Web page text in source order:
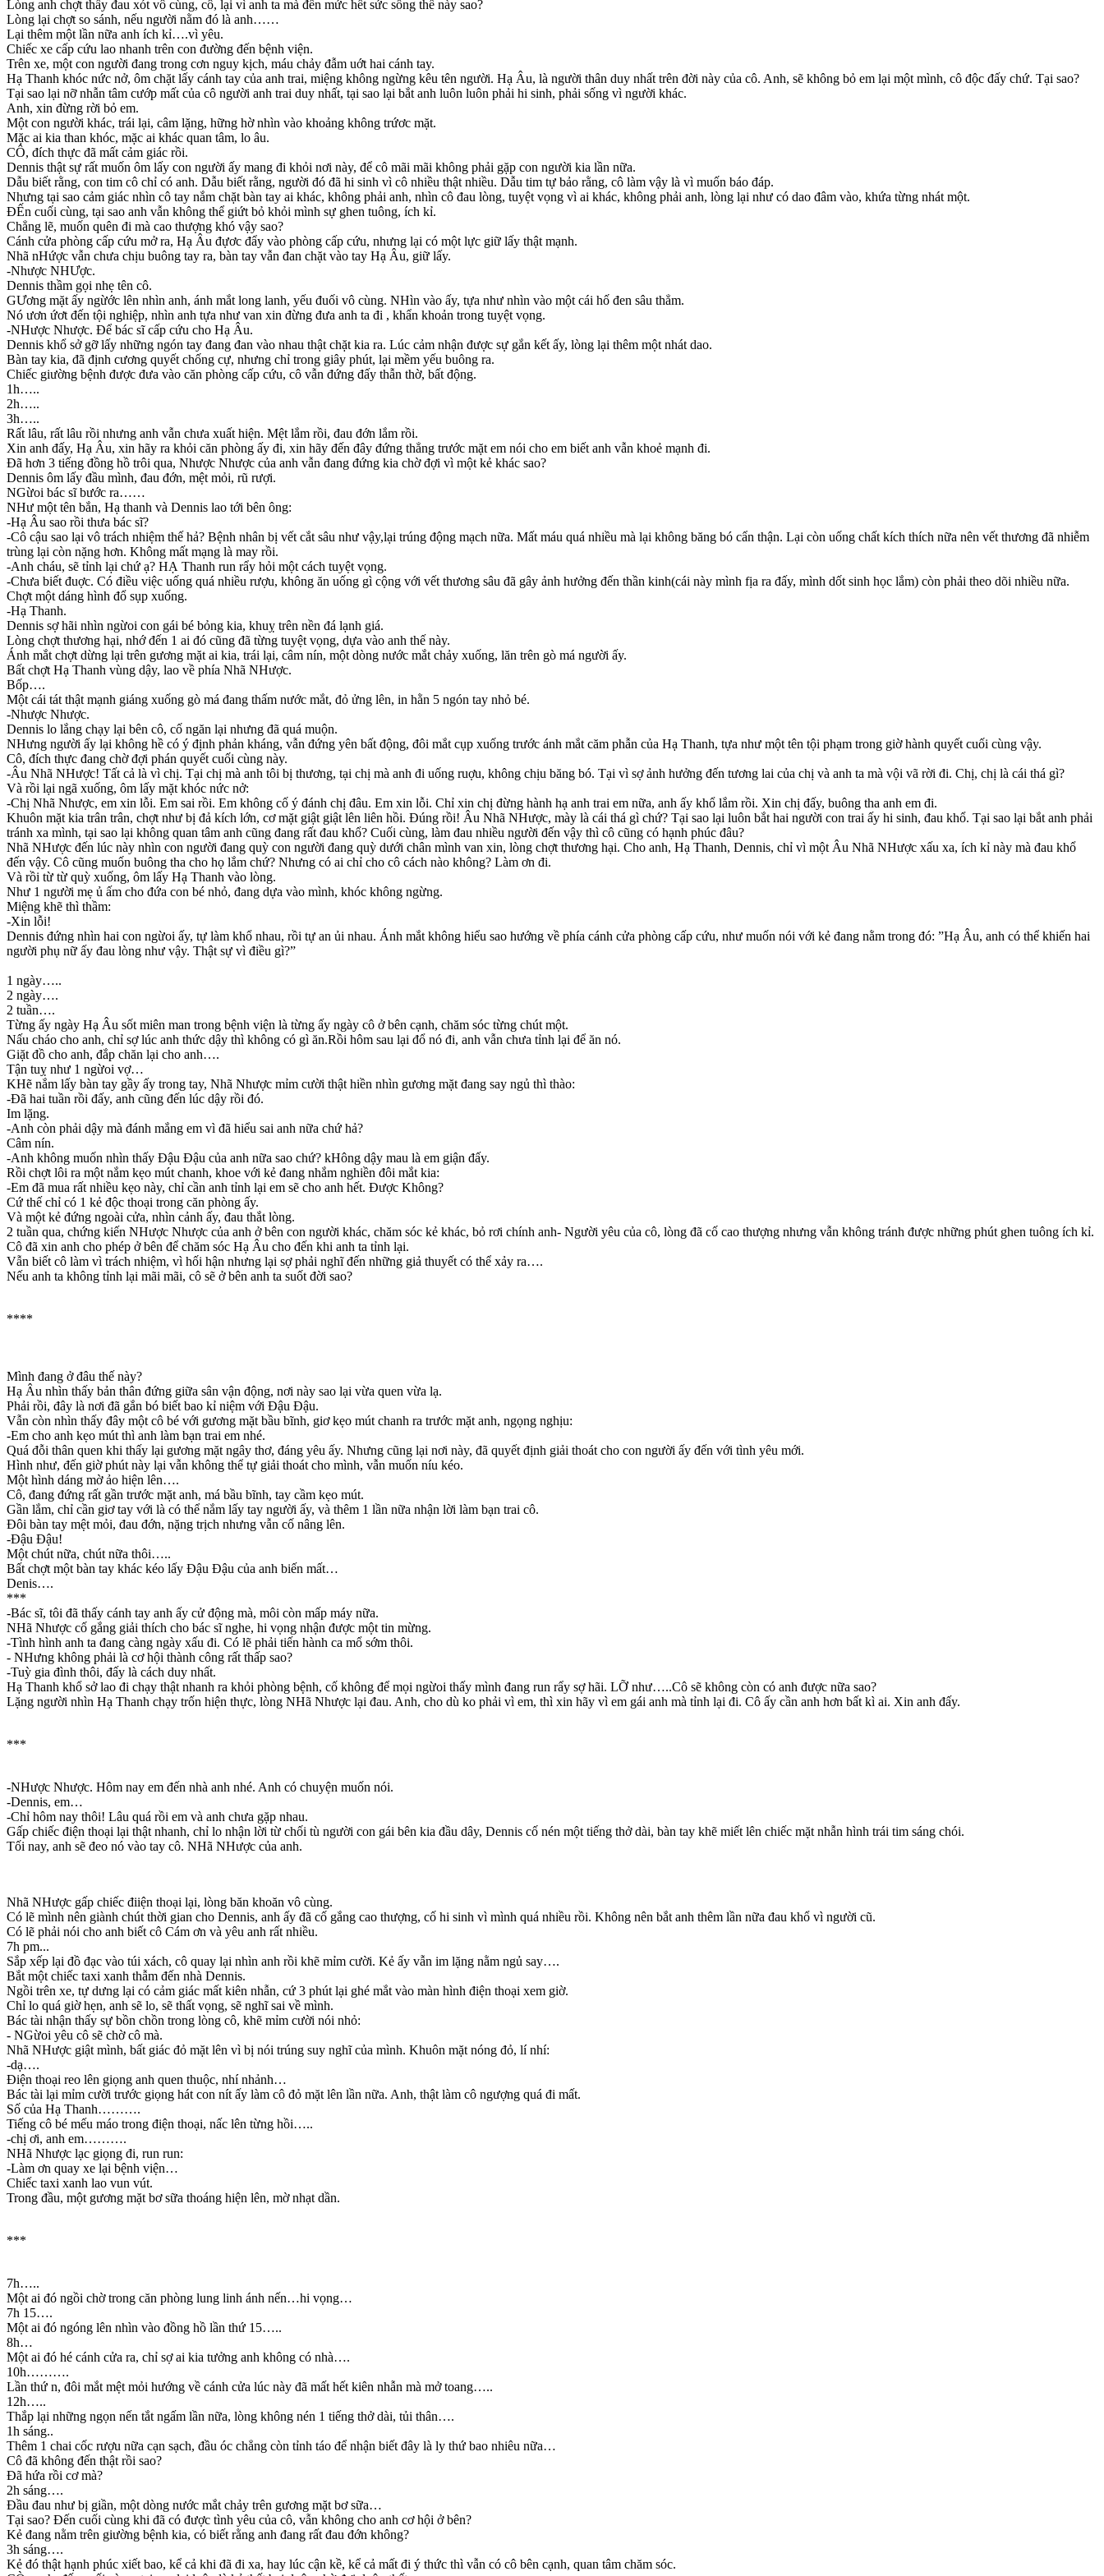
Lòng anh chợt thấy đau xót vô cùng, cô, lại vì anh ta mà đến mức hết sức sống thế này sao?
Lòng lại chợt so sánh, nếu người nằm đó là anh……
Lại thêm một lần nữa anh ích kỉ….vì yêu.
Chiếc xe cấp cứu lao nhanh trên con đường đến bệnh viện.
Trên xe, một con người đang trong cơn nguy kịch, máu chảy đẫm uớt hai cánh tay.
Hạ Thanh khóc nức nở, ôm chặt lấy cánh tay của anh trai, miệng không ngừng kêu tên người. Hạ Âu, là người thân duy nhất trên đời này của cô. Anh, sẽ không bỏ em lại một mình, cô độc đấy chứ. Tại sao?
Tại sao lại nỡ nhẫn tâm cướp mất của cô người anh trai duy nhất, tại sao lại bắt anh luôn luôn phải hi sinh, phải sống vì người khác.
Anh, xin đừng rời bỏ em.
Một con người khác, trái lại, câm lặng, hững hờ nhìn vào khoảng không trứơc mặt.
Mặc ai kia than khóc, mặc ai khác quan tâm, lo âu.
CÔ, đích thực đã mất cảm giác rồi.
Dennis thật sự rất muốn ôm lấy con người ấy mang đi khỏi nơi này, để cô mãi mãi không phải gặp con người kia lần nữa.
Dẫu biết rằng, con tim cô chỉ có anh. Dẫu biết rằng, người đó đã hi sinh vì cô nhiều thật nhiều. Dẫu tim tự bảo rằng, cô làm vậy là vì muốn báo đáp.
Nhưng tại sao cảm giác nhìn cô tay nắm chặt bàn tay ai khác, không phải anh, nhìn cô đau lòng, tuyệt vọng vì ai khác, không phải anh, lòng lại như có dao đâm vào, khứa từng nhát một.
ĐẾn cuối cùng, tại sao anh vẫn không thể giứt bỏ khỏi mình sự ghen tuông, ích kỉ.
Chẳng lẽ, muốn quên đi mà cao thượng khó vậy sao?
Cánh cửa phòng cấp cứu mở ra, Hạ Âu đựơc đẩy vào phòng cấp cứu, nhưng lại có một lực giữ lấy thật mạnh.
Nhã nHứợc vẫn chưa chịu buông tay ra, bàn tay vẫn đan chặt vào tay Hạ Âu, giữ lấy.
-Nhược NHƯợc.
Dennis thầm gọi nhẹ tên cô.
GƯơng mặt ấy ngừớc lên nhìn anh, ánh mắt long lanh, yếu đuối vô cùng. NHìn vào ấy, tựa như nhìn vào một cái hố đen sâu thẳm.
Nó ươn ứơt đến tội nghiệp, nhìn anh tựa như van xin đừng đưa anh ta đi , khẩn khoản trong tuyệt vọng.
-NHược Nhược. Để bác sĩ cấp cứu cho Hạ Âu.
Dennis khổ sở gỡ lấy những ngón tay đang đan vào nhau thật chặt kia ra. Lúc cảm nhận được sự gắn kết ấy, lòng lại thêm một nhát dao.
Bàn tay kia, đã định cương quyết chống cự, nhưng chỉ trong giây phút, lại mềm yếu buông ra.
Chiếc giường bệnh được đưa vào căn phòng cấp cứu, cô vẫn đứng đấy thẫn thờ, bất động.
1h…..
2h…..
3h…..
Rất lâu, rất lâu rồi nhưng anh vẫn chưa xuất hiện. Mệt lắm rồi, đau đớn lắm rồi.
Xin anh đấy, Hạ Âu, xin hãy ra khỏi căn phòng ấy đi, xin hãy đến đây đứng thẳng trước mặt em nói cho em biết anh vẫn khoẻ mạnh đi.
Đã hơn 3 tiếng đồng hồ trôi qua, Nhược Nhược của anh vẫn đang đứng kia chờ đợi vì một kẻ khác sao?
Dennis ôm lấy đầu mình, đau đớn, mệt mỏi, rũ rượi.
NGừoi bác sĩ bước ra……
NHư một tên bắn, Hạ thanh và Dennis lao tới bên ông:
-Hạ Âu sao rồi thưa bác sĩ?
-Cô cậu sao lại vô trách nhiệm thế hả? Bệnh nhân bị vết cắt sâu như vậy,lại trúng động mạch nữa. Mất máu quá nhiều mà lại không băng bó cẩn thận. Lại còn uống chất kích thích nữa nên vết thương đã nhiễm
trùng lại còn nặng hơn. Không mất mạng là may rồi.
-Anh cháu, sẽ tỉnh lại chứ ạ? HẠ Thanh run rẩy hỏi một cách tuyệt vọng.
-Chưa biết đuợc. Có điều việc uống quá nhiều rượu, không ăn uống gì cộng với vết thương sâu đã gây ảnh hưởng đến thần kinh(cái này mình fịa ra đấy, mình dốt sinh học lắm) còn phải theo dõi nhiều nữa.
Chợt một dáng hình đổ sụp xuống.
-Hạ Thanh.
Dennis sợ hãi nhìn ngừoi con gái bé bỏng kia, khuỵ trên nền đá lạnh giá.
Lòng chợt thương hại, nhớ đến 1 ai đó cũng đã từng tuyệt vọng, dựa vào anh thế này.
Ánh mắt chợt dừng lại trên gương mặt ai kia, trái lại, câm nín, một dòng nước mắt chảy xuống, lăn trên gò má người ấy.
Bất chợt Hạ Thanh vùng dậy, lao về phía Nhã NHược.
Bốp….
Một cái tát thật mạnh giáng xuống gò má đang thấm nước mắt, đỏ ửng lên, in hằn 5 ngón tay nhỏ bé.
-Nhược Nhược.
Dennis lo lắng chạy lại bên cô, cố ngăn lại nhưng đã quá muộn.
NHưng người ấy lại không hề có ý định phản kháng, vẫn đứng yên bất động, đôi mắt cụp xuống trước ánh mắt căm phẫn của Hạ Thanh, tựa như một tên tội phạm trong giờ hành quyết cuối cùng vậy.
Cô, đích thực đang chờ đợi phán quyết cuối cùng này.
-Âu Nhã NHược! Tất cả là vì chị. Tại chị mà anh tôi bị thương, tại chị mà anh đi uống ruợu, không chịu băng bó. Tại vì sợ ảnh hưởng đến tương lai của chị và anh ta mà vội vã rời đi. Chị, chị là cái thá gì?
Và rồi lại ngã xuống, ôm lấy mặt khóc nức nở:
-Chị Nhã Nhược, em xin lỗi. Em sai rồi. Em không cố ý đánh chị đâu. Em xin lỗi. Chỉ xin chị đừng hành hạ anh trai em nữa, anh ấy khổ lắm rồi. Xin chị đấy, buông tha anh em đi.
Khuôn mặt kia trân trân, chợt như bị đả kích lớn, cơ mặt giật giật lên liên hồi. Đúng rồi! Âu Nhã NHược, mày là cái thá gì chứ? Tại sao lại luôn bắt hai người con trai ấy hi sinh, đau khổ. Tại sao lại bắt anh phải
tránh xa mình, tại sao lại không quan tâm anh cũng đang rất đau khổ? Cuối cùng, làm đau nhiều người đến vậy thì cô cũng có hạnh phúc đâu?
Nhã NHược đến lúc này nhìn con người đang quỳ con người đang quỳ dưới chân mình van xin, lòng chợt thương hại. Cho anh, Hạ Thanh, Dennis, chỉ vì một Âu Nhã NHược xấu xa, ích kỉ này mà đau khổ
đến vậy. Cô cũng muốn buông tha cho họ lắm chứ? Nhưng có ai chỉ cho cô cách nào không? Làm ơn đi.
Và rồi từ từ quỳ xuống, ôm lấy Hạ Thanh vào lòng.
Như 1 người mẹ ủ ấm cho đứa con bé nhỏ, đang dựa vào mình, khóc không ngừng.
Miệng khẽ thì thầm:
-Xin lỗi!
Dennis đứng nhìn hai con ngừoi ấy, tự làm khổ nhau, rồi tự an ủi nhau. Ánh mắt không hiểu sao hướng về phía cánh cửa phòng cấp cứu, như muốn nói với kẻ đang nằm trong đó: ”Hạ Âu, anh có thể khiến hai
người phụ nữ ấy đau lòng như vậy. Thật sự vì điều gì?”
1 ngày…..
2 ngày….
2 tuần….
Từng ấy ngày Hạ Âu sốt miên man trong bệnh viện là từng ấy ngày cô ở bên cạnh, chăm sóc từng chút một.
Nấu cháo cho anh, chỉ sợ lúc anh thức dậy thì không có gì ăn.Rồi hôm sau lại đổ nó đi, anh vẫn chưa tỉnh lại để ăn nó.
Giặt đồ cho anh, đắp chăn lại cho anh….
Tận tuỵ như 1 ngừoi vợ…
KHẽ nắm lấy bàn tay gầy ấy trong tay, Nhã Nhược mỉm cười thật hiền nhìn gương mặt đang say ngủ thì thào:
-Đã hai tuần rồi đấy, anh cũng đến lúc dậy rồi đó.
Im lặng.
-Anh còn phải dậy mà đánh mắng em vì đã hiểu sai anh nữa chứ hả?
Câm nín.
-Anh không muốn nhìn thấy Đậu Đậu của anh nữa sao chứ? kHông dậy mau là em giận đấy.
Rồi chợt lôi ra một nắm kẹo mút chanh, khoe với kẻ đang nhắm nghiền đôi mắt kia:
-Em đã mua rất nhiều kẹo này, chỉ cần anh tỉnh lại em sẽ cho anh hết. Được Không?
Cứ thế chỉ có 1 kẻ độc thoại trong căn phòng ấy.
Và một kẻ đứng ngoài cửa, nhìn cảnh ấy, đau thắt lòng.
2 tuần qua, chứng kiến NHược Nhược của anh ở bên con người khác, chăm sóc kẻ khác, bỏ rơi chính anh- Người yêu của cô, lòng đã cố cao thượng nhưng vẫn không tránh được những phút ghen tuông ích kỉ.
Cô đã xin anh cho phép ở bên để chăm sóc Hạ Âu cho đến khi anh ta tỉnh lại.
Vẫn biết cô làm vì trách nhiệm, vì hối hận nhưng lại sợ phải nghĩ đến những giả thuyết có thể xảy ra….
Nếu anh ta không tỉnh lại mãi mãi, cô sẽ ở bên anh ta suốt đời sao?
****
Mình đang ở đâu thế này?
Hạ Âu nhìn thấy bản thân đứng giữa sân vận động, nơi này sao lại vừa quen vừa lạ.
Phải rồi, đây là nơi đã gắn bó biết bao kỉ niệm với Đậu Đậu.
Vẫn còn nhìn thấy đây một cô bé với gương mặt bầu bĩnh, giơ kẹo mút chanh ra trước mặt anh, ngọng nghịu:
-Em cho anh kẹo mút thì anh làm bạn trai em nhé.
Quá đỗi thân quen khi thấy lại gương mặt ngây thơ, đáng yêu ấy. Nhưng cũng lại nơi này, đã quyết định giải thoát cho con người ấy đến với tình yêu mới.
Hình như, đến giờ phút này lại vẫn không thể tự giải thoát cho mình, vẫn muốn níu kéo.
Một hình dáng mờ ảo hiện lên….
Cô, đang đứng rất gần trước mặt anh, má bầu bĩnh, tay cầm kẹo mút.
Gần lắm, chỉ cần giơ tay với là có thể nắm lấy tay người ấy, và thêm 1 lần nữa nhận lời làm bạn trai cô.
Đôi bàn tay mệt mỏi, đau đớn, nặng trịch nhưng vẫn cố nâng lên.
-Đậu Đậu!
Một chút nữa, chút nữa thôi…..
Bất chợt một bàn tay khác kéo lấy Đậu Đậu của anh biến mất…
Denis….
***
-Bác sĩ, tôi đã thấy cánh tay anh ấy cử động mà, môi còn mấp máy nữa.
NHã Nhược cố gắng giải thích cho bác sĩ nghe, hi vọng nhận được một tin mừng.
-Tình hình anh ta đang càng ngày xấu đi. Có lẽ phải tiến hành ca mổ sớm thôi.
- NHưng không phải là cơ hội thành công rất thấp sao?
-Tuỳ gia đình thôi, đấy là cách duy nhất.
Hạ Thanh khổ sở lao đi chạy thật nhanh ra khỏi phòng bệnh, cố không để mọi ngừoi thấy mình đang run rẩy sợ hãi. LỠ như…..Cô sẽ không còn có anh được nữa sao?
Lặng người nhìn Hạ Thanh chạy trốn hiện thực, lòng NHã Nhược lại đau. Anh, cho dù ko phải vì em, thì xin hãy vì em gái anh mà tỉnh lại đi. Cô ấy cần anh hơn bất kì ai. Xin anh đấy.
***
-NHược Nhược. Hôm nay em đến nhà anh nhé. Anh có chuyện muốn nói.
-Dennis, em…
-Chỉ hôm nay thôi! Lâu quá rồi em và anh chưa gặp nhau.
Gấp chiếc điện thoại lại thật nhanh, chỉ lo nhận lời từ chối tù người con gái bên kia đầu dây, Dennis cố nén một tiếng thở dài, bàn tay khẽ miết lên chiếc mặt nhẫn hình trái tim sáng chói.
Tối nay, anh sẽ đeo nó vào tay cô. NHã NHược của anh.
Nhã NHược gấp chiếc điiện thoại lại, lòng băn khoăn vô cùng.
Có lẽ mình nên giành chút thời gian cho Dennis, anh ấy đã cố gắng cao thượng, cố hi sinh vì mình quá nhiều rồi. Không nên bắt anh thêm lần nữa đau khổ vì người cũ.
Có lẽ phải nói cho anh biết cô Cám ơn và yêu anh rất nhiều.
7h pm...
Sắp xếp lại đồ đạc vào túi xách, cô quay lại nhìn anh rồi khẽ mỉm cười. Kẻ ấy vẫn im lặng nằm ngủ say….
Bắt một chiếc taxi xanh thẫm đến nhà Dennis.
Ngồi trên xe, tự dưng lại có cảm giác mất kiên nhẫn, cứ 3 phút lại ghé mắt vào màn hình điện thoại xem giờ.
Chỉ lo quá giờ hẹn, anh sẽ lo, sẽ thất vọng, sẽ nghĩ sai về mình.
Bác tài nhận thấy sự bồn chồn trong lòng cô, khẽ mỉm cười nói nhỏ:
- NGừoi yêu cô sẽ chờ cô mà.
Nhã NHược giật mình, bất giác đỏ mặt lên vì bị nói trúng suy nghĩ của mình. Khuôn mặt nóng đỏ, lí nhí:
-dạ….
Điện thoại reo lên giọng anh quen thuộc, nhí nhảnh…
Bác tài lại mỉm cười trước giọng hát con nít ấy làm cô đỏ mặt lên lần nữa. Anh, thật làm cô ngượng quá đi mất.
Số của Hạ Thanh……….
Tiếng cô bé mếu máo trong điện thoại, nấc lên từng hồi…..
-chị ơi, anh em……….
NHã Nhược lạc giọng đi, run run:
-Làm ơn quay xe lại bệnh viện…
Chiếc taxi xanh lao vun vút.
Trong đầu, một gương mặt bơ sữa thoáng hiện lên, mờ nhạt dần.
***
7h…..
Một ai đó ngồi chờ trong căn phòng lung linh ánh nến…hi vọng…
7h 15….
Một ai đó ngóng lên nhìn vào đồng hồ lần thứ 15…..
8h…
Một ai đó hé cánh cửa ra, chỉ sợ ai kia tưởng anh không có nhà….
10h……….
Lần thứ n, đôi mắt mệt mỏi hướng về cánh cửa lúc này đã mất hết kiên nhẫn mà mở toang…..
12h…..
Thắp lại những ngọn nến tắt ngấm lần nữa, lòng không nén 1 tiếng thở dài, tủi thân….
1h sáng..
Thêm 1 chai cốc rượu nữa cạn sạch, đầu óc chẳng còn tỉnh táo để nhận biết đây là ly thứ bao nhiêu nữa…
Cô đã không đến thật rồi sao?
Đã hứa rồi cơ mà?
2h sáng….
Đầu đau như bị giần, một dòng nước mắt chảy trên gương mặt bơ sữa…
Tại sao? Đến cuối cùng khi đã có được tình yêu của cô, vẫn không cho anh cơ hội ở bên?
Kẻ đang nằm trên giường bệnh kia, có biết rằng anh đang rất đau đớn không?
3h sáng….
Kẻ đó thật hạnh phúc xiết bao, kể cả khi đã đi xa, hay lúc cận kề, kể cả mất đi ý thức thì vẫn có cô bên cạnh, quan tâm chăm sóc.